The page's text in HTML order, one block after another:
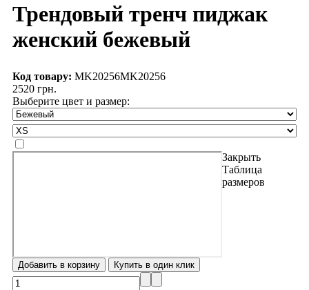
Трендовый тренч пиджак
женский бежевый
Код товару: MK20256MK20256
2520 грн.
Выберите цвет и размер:
Закрыть
Таблица
размеров